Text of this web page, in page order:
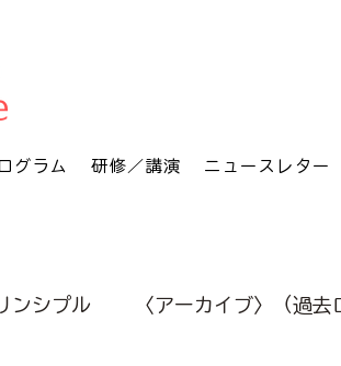
グラム 研修／講演 ニュースレター
ンシプル 〈アーカイブ〉（過去